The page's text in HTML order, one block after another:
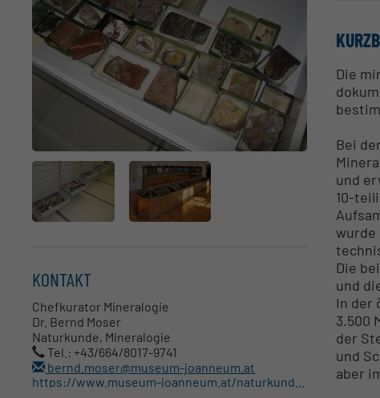
Die
Bei
und
10-
wurde
Die
und
In der
3.500
der
und
aber
KONTAKT
Chefkurator Mineralogie
Dr. Bernd Moser
Naturkunde, Mineralogie
Tel.: +43/664/8017-9741
bernd.moser@museum-joanneum.at